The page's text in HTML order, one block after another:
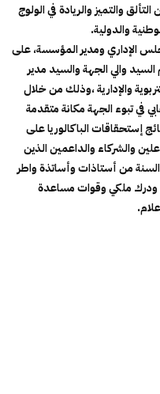
والتميز والريادة في الولوج
والدولية.
الإداري ومدير المؤسسة، على
والي الجهة والسيد مدير
والإدارية ،وذلك من خلال
في تبوء الجهة مكانة متقدمة
إستحقاقات الباكالوريا على
والشركاء والداعمين الذين
من أستاذات وأساتذة واطر
ودرك ملكي وقوات مساعدة